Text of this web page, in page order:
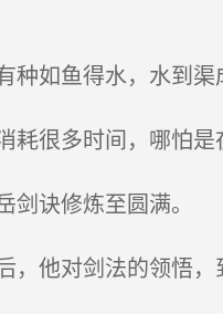
如鱼得水，水到渠
很多时间，哪怕是
诀修炼至圆满。
他对剑法的领悟